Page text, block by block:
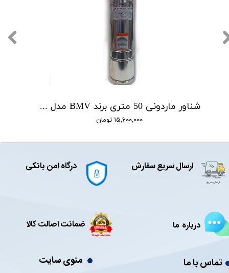
شناور ماردونی 50 متری برند BMV مدل QGD1.8-50-0.5
۱۵,۶۰۰,۰۰۰ تومان
ارسال سریع سفارش
منوی سایت تماس با ما
درگاه امن بانکی
درباره ما ضمانت اصالت کالا